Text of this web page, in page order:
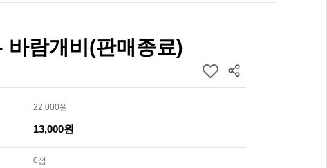
바람개비(판매종료)
22,000원
13,000원
0점